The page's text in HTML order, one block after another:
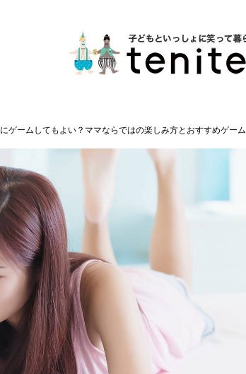
ゲームしてもよい？ママならではの楽しみ方とおすすめゲーム